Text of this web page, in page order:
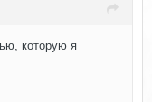
которую я